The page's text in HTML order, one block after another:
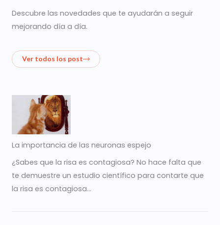
Descubre las novedades que te ayudarán a seguir
mejorando día a día.
Ver todos los post
La importancia de las neuronas espejo
¿Sabes que la risa es contagiosa? No hace falta que
te demuestre un estudio científico para contarte que
la risa es contagiosa…